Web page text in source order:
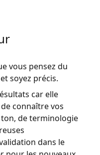
vous pensez du
soyez précis.
car elle
connaître vos
de terminologie
dans le